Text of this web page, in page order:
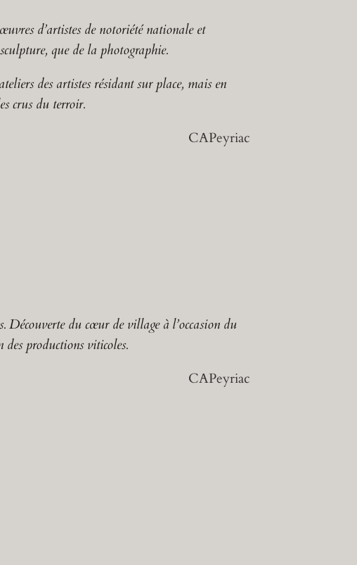
d’artistes de notoriété nationale et
que de la photographie.
des artistes résidant sur place, mais en
crus du terroir.
CAPeyriac
Découverte du cœur de village à l’occasion du
des productions viticoles.
CAPeyriac